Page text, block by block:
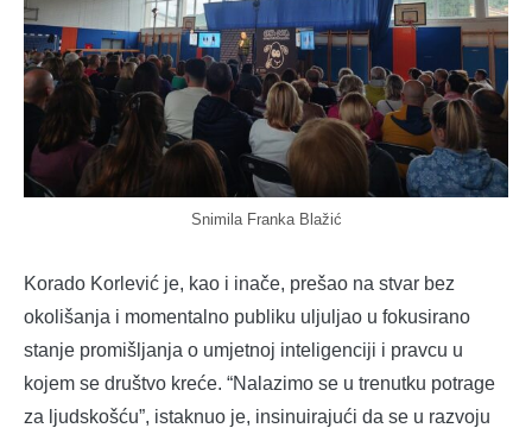
Snimila Franka Blažić
Korado Korlević je, kao i inače, prešao na stvar bez
okolišanja i momentalno publiku uljuljao u fokusirano
stanje promišljanja o umjetnoj inteligenciji i pravcu u
kojem se društvo kreće. “Nalazimo se u trenutku potrage
za ljudskošću”, istaknuo je, insinuirajući da se u razvoju